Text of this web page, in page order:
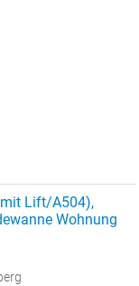
mit Lift/A504),
Wohnung